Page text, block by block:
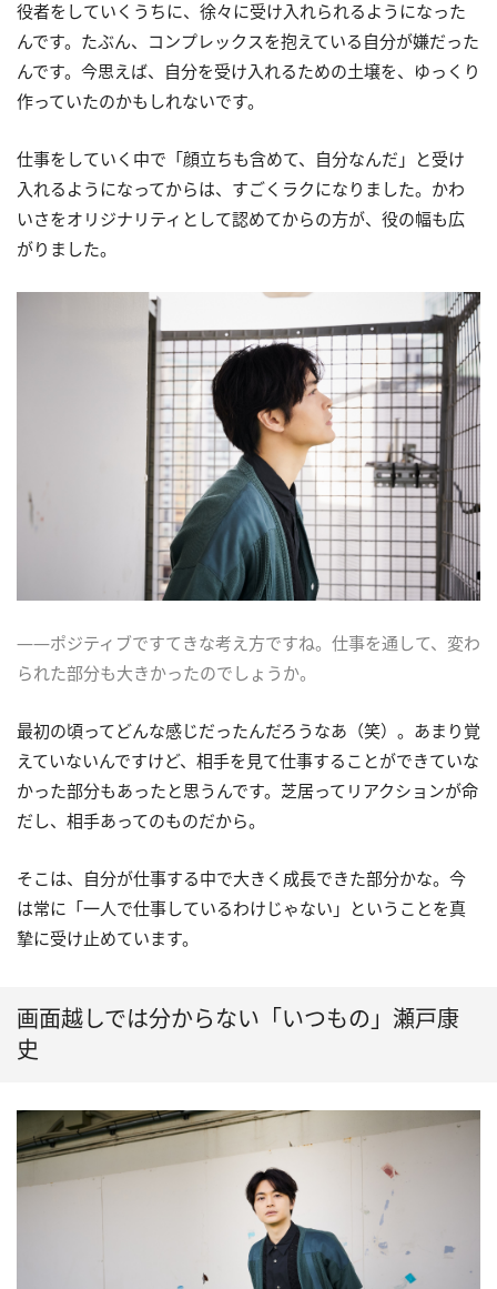
役者をしていくうちに、徐々に受け入れられるようになった
んです。たぶん、コンプレックスを抱えている自分が嫌だった
んです。今思えば、自分を受け入れるための土壌を、ゆっくり
作っていたのかもしれないです。
仕事をしていく中で「顔立ちも含めて、自分なんだ」と受け
入れるようになってからは、すごくラクになりました。かわ
いさをオリジナリティとして認めてからの方が、役の幅も広
がりました。
――ポジティブですてきな考え方ですね。仕事を通して、変わ
られた部分も大きかったのでしょうか。
最初の頃ってどんな感じだったんだろうなあ（笑）。あまり覚
えていないんですけど、相手を見て仕事することができていな
かった部分もあったと思うんです。芝居ってリアクションが命
だし、相手あってのものだから。
そこは、自分が仕事する中で大きく成長できた部分かな。今
は常に「一人で仕事しているわけじゃない」ということを真
摯に受け止めています。
画面越しでは分からない「いつもの」瀬戸康
史